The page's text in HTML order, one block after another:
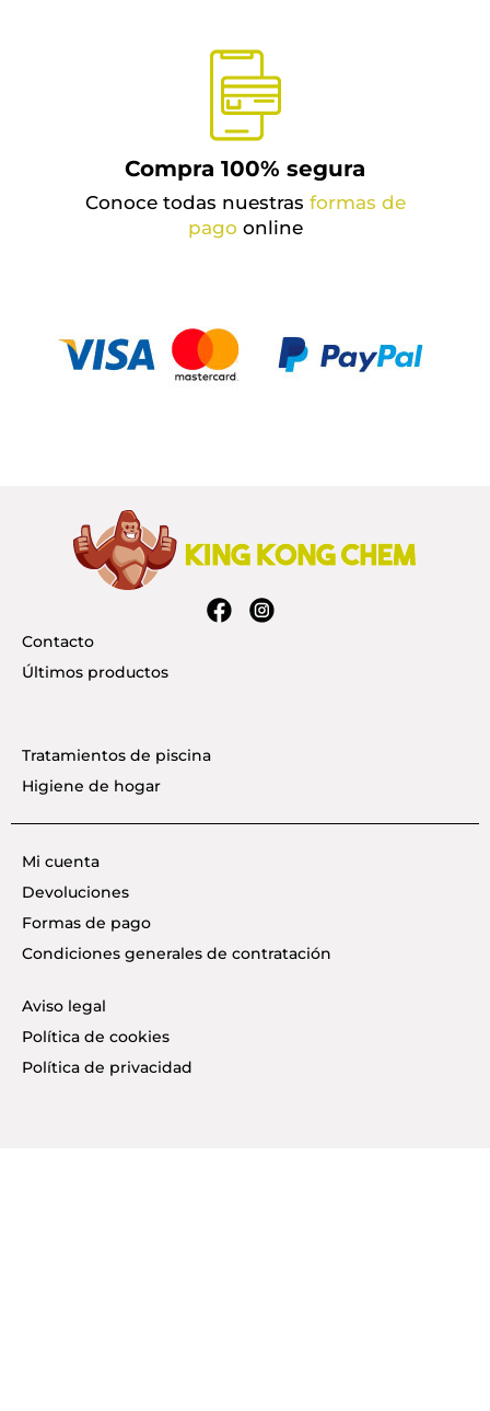
Compra 100% segura
Conoce todas nuestras formas de
pago online
Contacto
Últimos productos
Tratamientos de piscina
Higiene de hogar
Mi cuenta
Devoluciones
Formas de pago
Condiciones generales de contratación
Aviso legal
Política de cookies
Política de privacidad